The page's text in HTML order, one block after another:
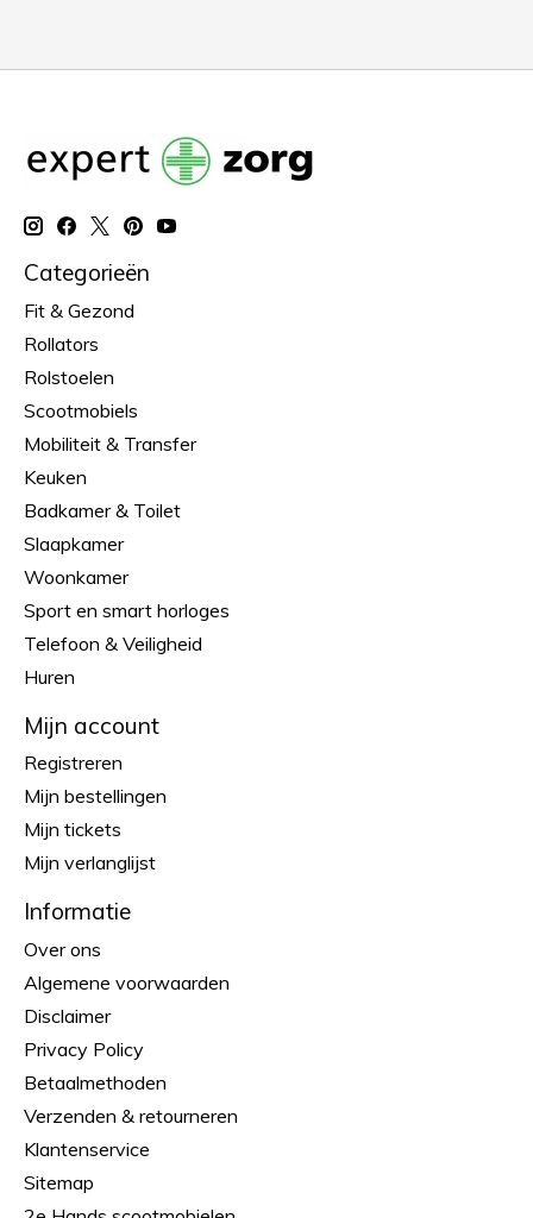
Categorieën
Fit & Gezond
Rollators
Rolstoelen
Scootmobiels
Mobiliteit & Transfer
Keuken
Badkamer & Toilet
Slaapkamer
Woonkamer
Sport en smart horloges
Telefoon & Veiligheid
Huren
Mijn account
Registreren
Mijn bestellingen
Mijn tickets
Mijn verlanglijst
Informatie
Over ons
Algemene voorwaarden
Disclaimer
Privacy Policy
Betaalmethoden
Verzenden & retourneren
Klantenservice
Sitemap